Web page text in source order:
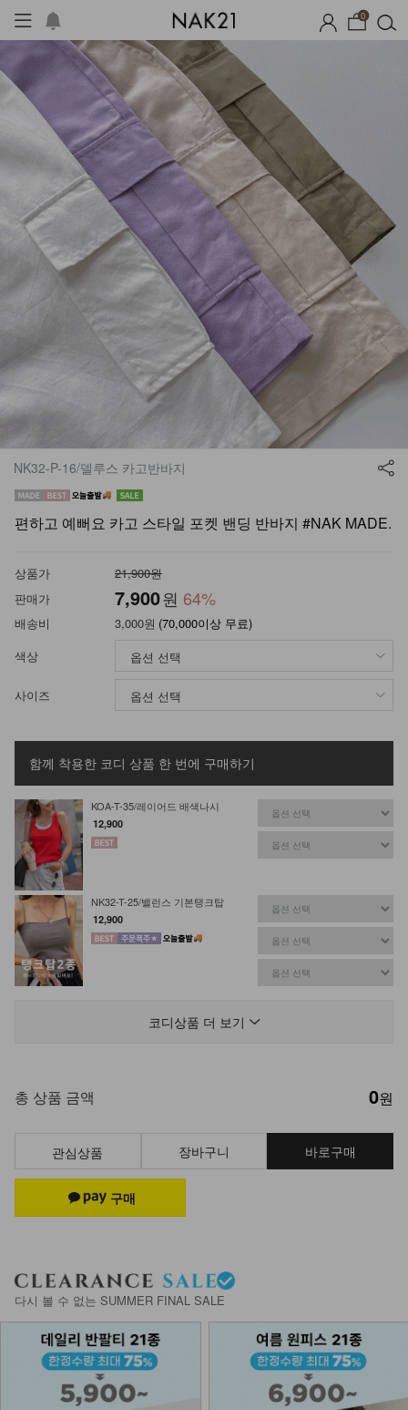
0
장마템 기획전 오늘출발 시즌오프 1+1 기획
NK32-P-16/델루스 카고반바지
편하고 예뻐요 카고 스타일 포켓 밴딩 반바지 #NAK MADE.
상품가
21,900원
판매가
7,900원 64%
배송비 3,000원 (70,000이상 무료)
색상
사이즈
함께 착용한 코디 상품 한 번에 구매하기
KOA-T-35/레이어드 배색나시
12,900
NK32-T-25/밸런스 기본탱크탑
12,900
50%
DM52-T-36/리브풀리 반팔티
15,900
12,900
DM23-AC-14/링귀걸이 4종 세트
14,900
DM32-AC-03/클러스터 목걸이
13,900
코디상품 더 보기
총 상품 금액 0원
관심상품 장바구니 바로구매
다시 볼 수 없는 SUMMER FINAL SALE